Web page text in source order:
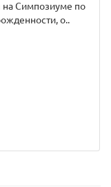
Симпозиуме по
о..